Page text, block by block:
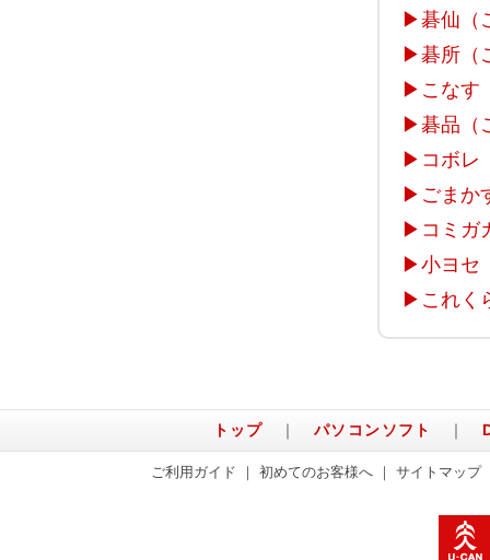
▶碁仙（
▶碁所（
▶ こなす
▶碁品（
▶ コボレ
▶ ごまか
▶ コミガ
▶小ヨセ
▶ これく
トップ ｜ パソコンソフト ｜
ご利用ガイド ｜初めてのお客様へ ｜サイトマップ